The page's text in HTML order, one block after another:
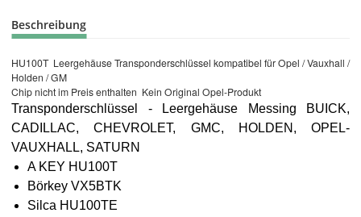
Beschreibung
HU100T Leergehäuse Transponderschlüssel kompatibel für Opel / Vauxhall /
Holden / GM
Chip nicht im Preis enthalten Kein Original Opel-Produkt
Transponderschlüssel - Leergehäuse Messing BUICK,
CADILLAC, CHEVROLET, GMC, HOLDEN, OPEL-
VAUXHALL, SATURN
A KEY HU100T
Börkey VX5BTK
Silca HU100TE